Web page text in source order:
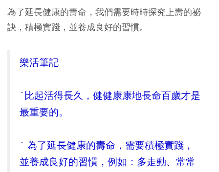
為了延長健康的壽命，我們需要時時探究上壽的祕
訣，積極實踐，並養成良好的習慣。
樂活筆記
˙比起活得長久，健健康康地長命百歲才是
最重要的。
˙ 為了延長健康的壽命，需要積極實踐，
並養成良好的習慣，例如：多走動、常常